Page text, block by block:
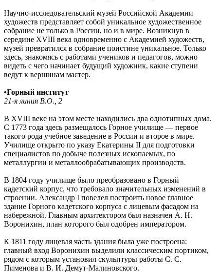
Научно-исследовательский музей Российской Академии
художеств представляет собой уникальное художественное
собрание не только в России, но и в мире. Возникнув в
середине XVIII века одновременно с Академией художеств,
музей превратился в собрание поистине уникальное. Только
здесь, знакомясь с работами учеников и педагогов, можно
видеть с чего начинает будущий художник, какие ступени
ведут к вершинам мастер.
•Горный институт
21-я линия В.О., 2
В XVIII веке на этом месте находились два однотипных дома.
С 1773 года здесь размещалось Горное училище — первое
такого рода учебное заведение в России и второе в мире.
Училище открыто по указу Екатерины II для подготовки
специалистов по добыче полезных ископаемых, по
металлургии и металлообрабатывающих производств.
В 1804 году училище было преобразовано в Горный
кадетский корпус, что требовало значительных изменений в
строении. Александр I повелел построить новое главное
здание Горного кадетского корпуса с лицевым фасадом на
набережной. Главным архитектором был назначен А. Н.
Воронихин, план которого был одобрен императором.
К 1811 году лицевая часть здания была уже построена:
главный вход Воронихин выделили классическим портиком,
рядом с которым установил скульптуры работы С. С.
Пименова и В. И. Демут-Малиновского.